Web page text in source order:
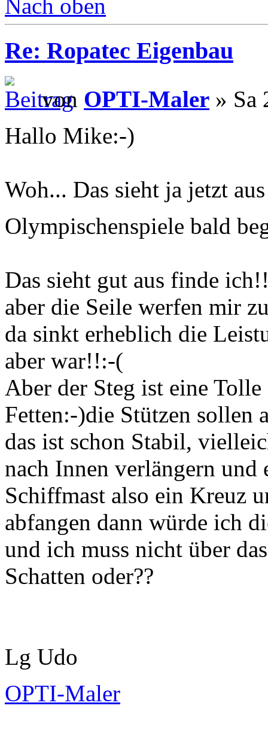
Nach oben
Re: Ropatec Eigenbau
von OPTI-Maler » Sa
Hallo Mike:-)
Woh... Das sieht ja jetzt
Olympischenspiele bald
Das sieht gut aus finde
aber die Seile werfen mir
da sinkt erheblich die
aber war!!:-(
Aber der Steg ist eine
Fetten:-)die Stützen sollen
das ist schon Stabil,
nach Innen verlängern
Schiffmast also ein Kreuz
abfangen dann würde ich
und ich muss nicht über
Schatten oder??
Lg Udo
OPTI-Maler